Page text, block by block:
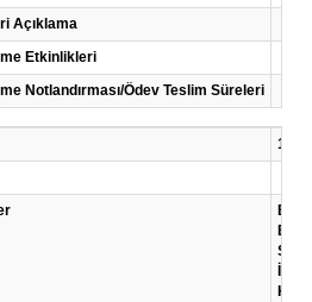
Açıklama
Etkinlikleri
Notlandırması/Ödev Teslim Süreleri
11
Bu
Bu